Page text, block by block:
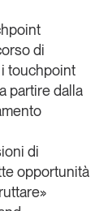
di
touchpoint
partire dalla
di
opportunità